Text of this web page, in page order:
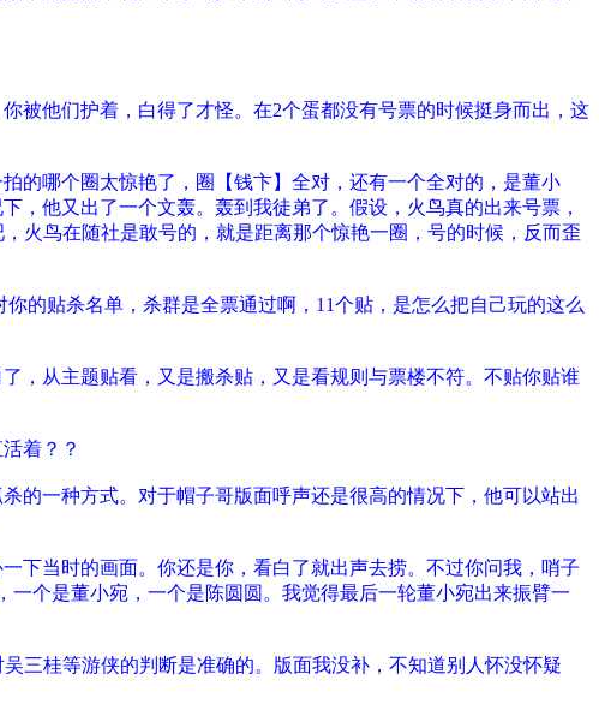
被他们护着，白得了才怪。在2个蛋都没有号票的时候挺身而出，这
的哪个圈太惊艳了，圈【钱卞】全对，还有一个全对的，是董小
，他又出了一个文轰。轰到我徒弟了。假设，火鸟真的出来号票，
火鸟在随社是敢号的，就是距离那个惊艳一圈，号的时候，反而歪
的贴杀名单，杀群是全票通过啊，11个贴，是怎么把自己玩的这么
，从主题贴看，又是搬杀贴，又是看规则与票楼不符。不贴你贴谁
着？？
的一种方式。对于帽子哥版面呼声还是很高的情况下，他可以站出
下当时的画面。你还是你，看白了就出声去捞。不过你问我，哨子
个是董小宛，一个是陈圆圆。我觉得最后一轮董小宛出来振臂一
三桂等游侠的判断是准确的。版面我没补，不知道别人怀没怀疑